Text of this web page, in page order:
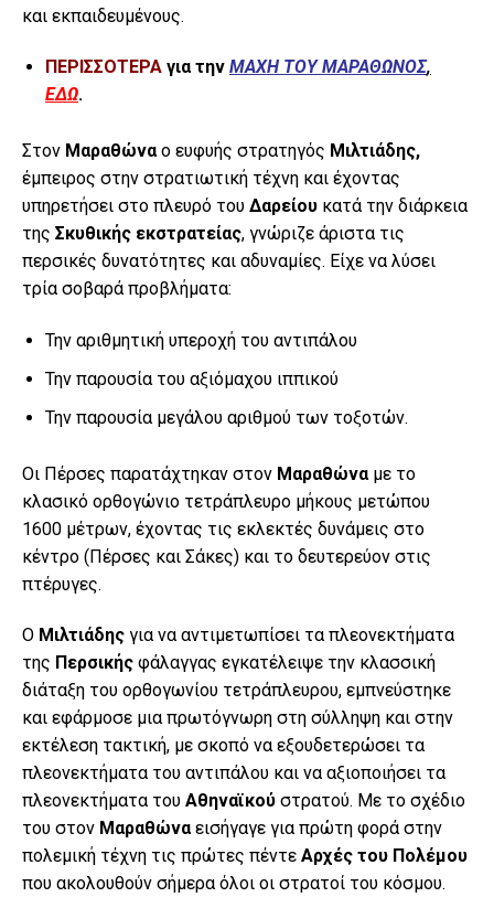
και εκπαιδευμένους.
ΠΕΡΙΣΣΟΤΕΡΑ για την ΜΑΧΗ ΤΟΥ ΜΑΡΑΘΩΝΟΣ,
ΕΔΩ.
Στον Μαραθώναο ευφυής στρατηγός Μιλτιάδης,
έμπειρος στην στρατιωτική τέχνη και έχοντας
υπηρετήσει στο πλευρό του Δαρείου κατά την διάρκεια
της Σκυθικής εκστρατείας, γνώριζε άριστα τις
περσικές δυνατότητες και αδυναμίες. Είχε να λύσει
τρία σοβαρά προβλήματα:
Την αριθμητική υπεροχή του αντιπάλου
Την παρουσία του αξιόμαχου ιππικού
Την παρουσία μεγάλου αριθμού των τοξοτών.
Οι Πέρσες παρατάχτηκαν στον Μαραθώνα με το
κλασικό ορθογώνιο τετράπλευρο μήκους μετώπου
1600 μέτρων, έχοντας τις εκλεκτές δυνάμεις στο
κέντρο (Πέρσες και Σάκες) και το δευτερεύον στις
πτέρυγες.
Ο Μιλτιάδης για να αντιμετωπίσει τα πλεονεκτήματα
της Περσικής φάλαγγας εγκατέλειψε την κλασσική
διάταξη του ορθογωνίου τετράπλευρου, εμπνεύστηκε
και εφάρμοσε μια πρωτόγνωρη στη σύλληψη και στην
εκτέλεση τακτική, με σκοπό να εξουδετερώσει τα
πλεονεκτήματα του αντιπάλου και να αξιοποιήσει τα
πλεονεκτήματα του Αθηναϊκού στρατού. Με το σχέδιο
του στον Μαραθώναεισήγαγε για πρώτη φορά στην
πολεμική τέχνη τις πρώτες πέντε Αρχές του Πολέμου
που ακολουθούν σήμερα όλοι οι στρατοί του κόσμου.